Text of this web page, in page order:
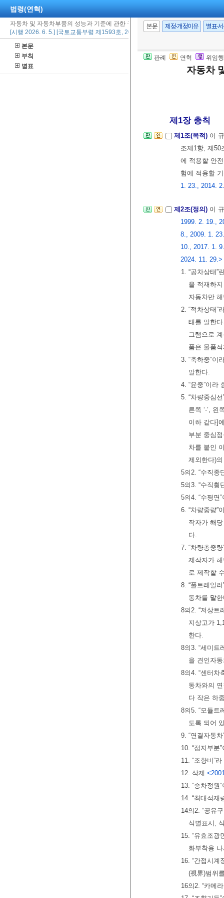
법령(연혁)
자동차 및 자동차부품의 성능과 기준에 관한 규칙
[시행 2026. 6. 5.] [국토교통부령 제1593호, 2026. 6. 5., 일부개정]
본문
부칙
별표
본문 제정·개정이유 별표·
판례 연혁 위임
자동차
제1장 총칙
제1조(목적) 이
조제1항, 제50
에 적용할 안
험에 적용할
1. 23., 2014.
제2조(정의) 이
1999. 2. 19.,
8., 2009. 1.
10., 2017. 1.
2024. 11. 29.>
1. “공차상태”
을 적재하
자동차만
2. “적차상태”
태를 말한
그램으로
품은 물품
3. “축하중”이
말한다.
4. “윤중”이라
5. “차량중심
른쪽 ‘-’, 왼
이하 같다]
부분 중심
차를 붙인
제외한다)
5의2. “수직종
5의3. “수직횡
5의4. “수평면
6. “차량중량”
작자가 해
다.
7. “차량총중
제작자가
로 제작할
8. “풀트레일
동차를 말
8의2. “저상트
지상고가
한다.
8의3. “세미트
을 견인자
8의4. “센터차
동차와의
다 작은 하
8의5. “모듈트
도록 되어
9. “연결자동
10. “접지부분
11. “조향비”
12. 삭제
13. “승차정원
14. “최대적재
14의2. “공유
식별표시,
15. “유효조광
화부착용
16. “간접시계
(視界)범위
16의2. “카메